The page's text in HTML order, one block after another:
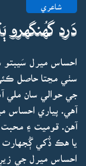
شاعري
دَرد گهُنگهرو
احساس ميرل سَيبتو
سٺي مڃتا حاصل ڪئي
جي حوالي سان ملي
آهي. پياري احساس
آهن. قوميت ۽ محبت
يا هڪ ڏُکي ڳُجهارت
احساس ميرل جي